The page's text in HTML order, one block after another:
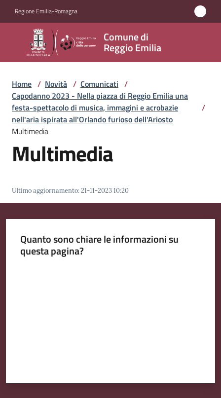
Regione Emilia-Romagna
Comune di
Reggio Emilia
Comune
di
Reggio
Emilia
Amministrazione
Servizi
Menu selezionato
Vivere
s
Home / Novità / Comunicati /
Capodanno 2023 - Nella piazza di Reggio Emilia una
festa-spettacolo di musica, immagini e acrobazie
nell'aria ispirata all'Orlando furioso dell'Ariosto
/
Multimedia
Multimedia
Ultimo aggiornamento:21-11-2023 10:20
Quanto sono chiare le informazioni su
questa pagina?